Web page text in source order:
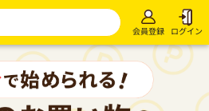
会員登録 ログイン